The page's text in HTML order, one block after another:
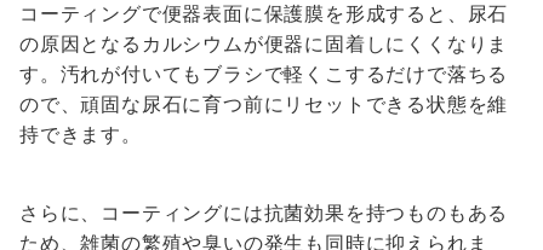
コーティングで便器表面に保護膜を形成すると、尿石
の原因となるカルシウムが便器に固着しにくくなりま
す。汚れが付いてもブラシで軽くこするだけで落ちる
ので、頑固な尿石に育つ前にリセットできる状態を維
持できます。
さらに、コーティングには抗菌効果を持つものもある
ため、雑菌の繁殖や臭いの発生も同時に抑えられま